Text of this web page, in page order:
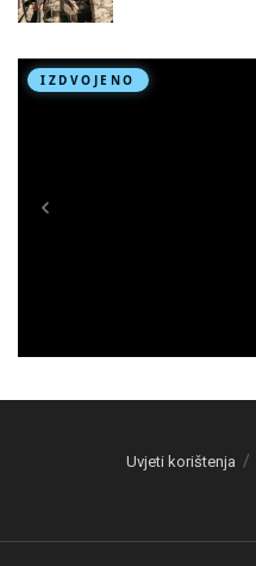
Uvjeti korištenja